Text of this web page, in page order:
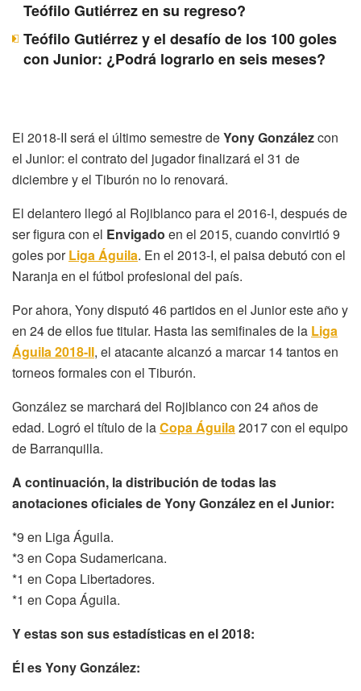
Teófilo Gutiérrez en su regreso?
Teófilo Gutiérrez y el desafío de los 100 goles
con Junior: ¿Podrá lograrlo en seis meses?
El 2018-II será el último semestre deYony Gonzálezcon
el Junior: el contrato del jugador finalizará el 31 de
diciembre y el Tiburón no lo renovará.
El delantero llegó al Rojiblanco para el 2016-I, después de
ser figura con el Envigado en el 2015, cuando convirtió 9
goles porLiga Águila. En el 2013-I, el paisa debutó con el
Naranja en el fútbol profesional del país.
Por ahora, Yony disputó 46 partidos en el Junior este año y
en 24 de ellos fue titular. Hasta las semifinales de la Liga
Águila 2018-II, el atacante alcanzó a marcar 14 tantos en
torneos formales con el Tiburón.
González se marchará del Rojiblanco con 24 años de
edad. Logró el título de laCopa Águila2017 con el equipo
de Barranquilla.
A continuación, la distribución de todas las
anotaciones oficiales de Yony González en el Junior:
*9 en Liga Águila.
*3 en Copa Sudamericana.
*1 en Copa Libertadores.
*1 en Copa Águila.
Y estas son sus estadísticas en el 2018:
Él es Yony González: